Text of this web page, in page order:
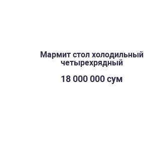
Мармит стол холодильный
четырехрядный
18 000 000 сум